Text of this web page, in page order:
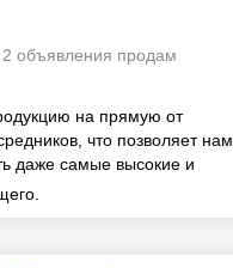
2 объявления продам
на прямую от
что позволяет нам,
даже самые высокие и
ма...